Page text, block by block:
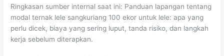
Ringkasan sumber internal saat ini: Panduan lapangan tentang
modal ternak lele sangkuriang 100 ekor untuk lele: apa yang
perlu dicek, biaya yang sering luput, tanda risiko, dan langkah
kerja sebelum diterapkan.